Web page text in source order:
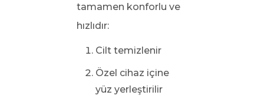
tamamen konforlu ve
hızlıdır:
Cilt temizlenir
Özel cihaz içine
yüz yerleştirilir